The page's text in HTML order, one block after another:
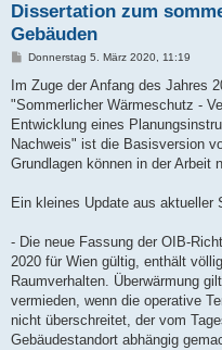
Dissertation zum
Gebäuden
B
i
r
a
Donnerstag 5. März 2020, 11:19
Im Zuge der Anfang des Jahres
"Sommerlicher Wärmeschutz -
Entwicklung eines
Nachweis" ist die Basisversion
Grundlagen können in der Arbeit
Ein kleines Update aus aktueller
- Die neue Fassung der OIB-
2020 für Wien gültig, enthält
Raumverhalten. Überwärmung
vermieden, wenn die operative
nicht überschreitet, der vom
Gebäudestandort abhängig